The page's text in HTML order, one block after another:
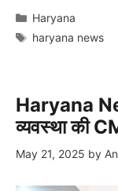
Categories
Haryana
Tags
haryana news
Haryana
व्यवस्था की
May 21, 2025 by